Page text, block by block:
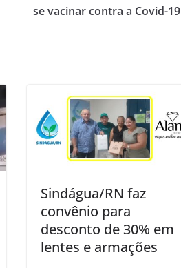
se vacinar contra a Covid-19
Sindágua/RN faz
convênio para
desconto de 30% em
lentes e armações